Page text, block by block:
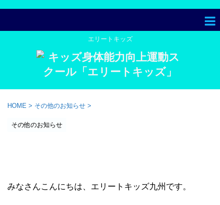
エリートキッズ
HOME > その他のお知らせ >
その他のお知らせ
みなさんこんにちは、エリートキッズ九州です。